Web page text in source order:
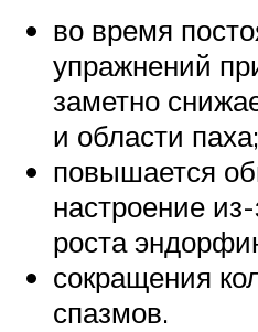
во время
упражнений
заметно
и области паха;
повышается
настроение
роста
сокращения
спазмов.